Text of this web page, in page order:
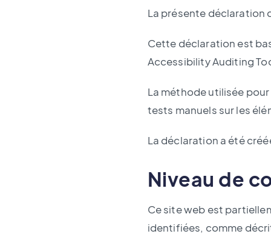
La présente déclaration
Cette déclaration est
Accessibility Auditing
La méthode utilisée
tests manuels sur les
La déclaration a été
Niveau de
Ce site web est
identifiées, comme